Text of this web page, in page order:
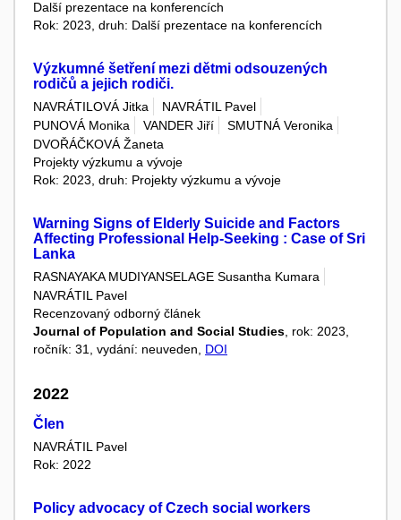
Další prezentace na konferencích
Rok: 2023, druh: Další prezentace na konferencích
Výzkumné šetření mezi dětmi odsouzených
rodičů a jejich rodiči.
NAVRÁTILOVÁ Jitka
NAVRÁTIL Pavel
PUNOVÁ Monika
VANDER Jiří
SMUTNÁ Veronika
DVOŘÁČKOVÁ Žaneta
Projekty výzkumu a vývoje
Rok: 2023, druh: Projekty výzkumu a vývoje
Warning Signs of Elderly Suicide and Factors
Affecting Professional Help-Seeking : Case of Sri
Lanka
RASNAYAKA MUDIYANSELAGE Susantha Kumara
NAVRÁTIL Pavel
Recenzovaný odborný článek
Journal of Population and Social Studies , rok: 2023,
ročník: 31, vydání: neuveden, DOI
2022
Člen
NAVRÁTIL Pavel
Rok: 2022
Policy advocacy of Czech social workers